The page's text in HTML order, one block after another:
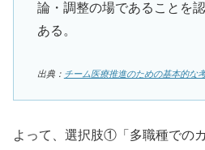
論・調整の場であることを
ある。
出典： チーム医療推進のための基本的な
よって、選択肢①「多職種での